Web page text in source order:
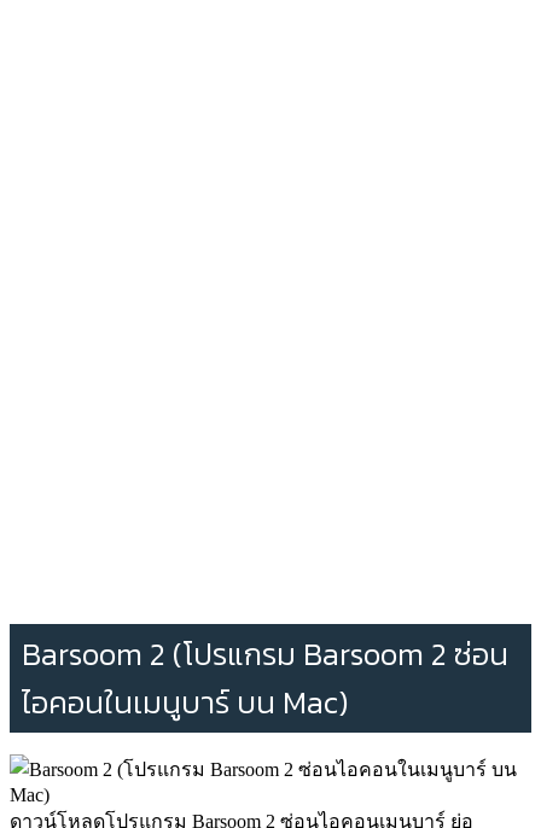
Barsoom 2 (โปรแกรม Barsoom 2 ซ่อน
ไอคอนในเมนูบาร์ บน Mac)
ดาวน์โหลดโปรแกรม Barsoom 2 ซ่อนไอคอนเมนูบาร์ ย่อ